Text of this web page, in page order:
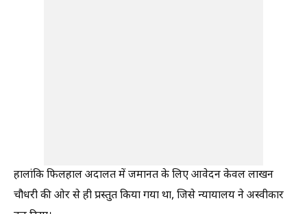
हालांकि फिलहाल अदालत में जमानत के लिए आवेदन केवल लाखन
चौधरी की ओर से ही प्रस्तुत किया गया था, जिसे न्यायालय ने अस्वीकार